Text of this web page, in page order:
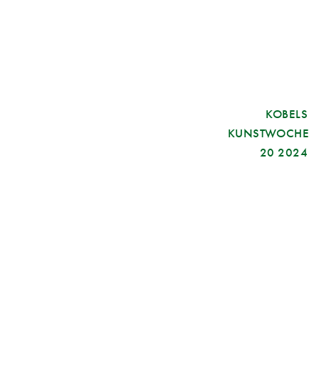
KOBELS
KUNSTWOCHE
20 2024